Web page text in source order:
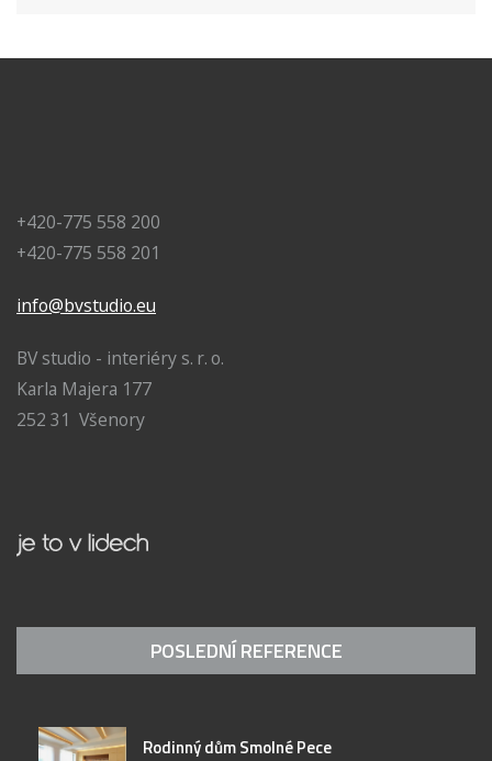
+420-775 558 200
+420-775 558 201
info@bvstudio.eu
BV studio - interiéry s. r. o.
Karla Majera 177
252 31 Všenory
POSLEDNÍ REFERENCE
Rodinný dům Smolné Pece